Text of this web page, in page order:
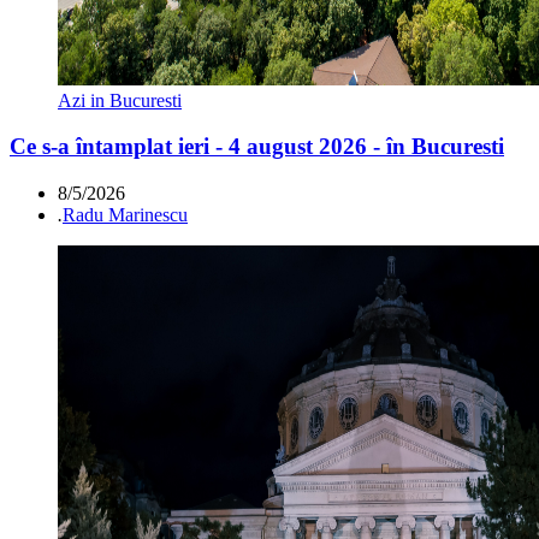
Azi in Bucuresti
Ce s-a întamplat ieri - 4 august 2026 - în Bucuresti
8/5/2026
.Radu Marinescu